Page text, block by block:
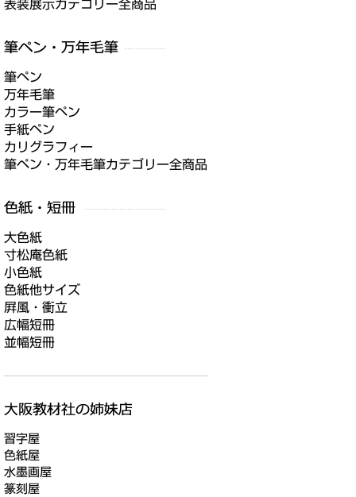
表装展示カテゴリー全商品
筆ペン
万年毛筆
カラー筆ペン
手紙ペン
カリグラフィー
筆ペン・万年毛筆カテゴリー全商品
大色紙
寸松庵色紙
小色紙
色紙他サイズ
屛風・衝立
広幅短冊
並幅短冊
習字屋
色紙屋
水墨画屋
篆刻屋